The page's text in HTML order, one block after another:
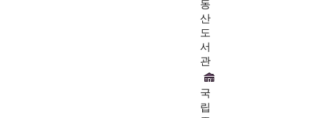
동
산
도
서
관
국
립